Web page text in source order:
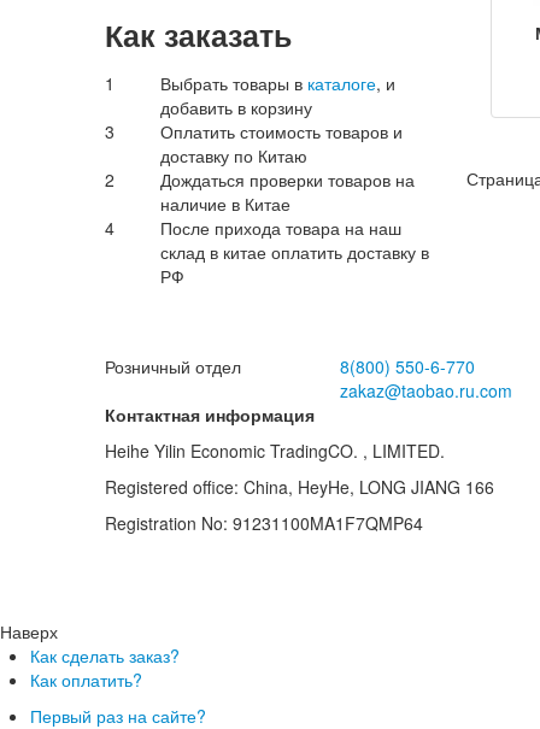
Как заказать
1 Выбрать товары в каталоге, и
добавить в корзину
3
Оплатить стоимость товаров и
доставку по Китаю
2
Дождаться проверки товаров на
наличие в Китае
4
После прихода товара на наш
склад в китае оплатить доставку в
РФ
Розничный отдел
8(800) 550-6-770
zakaz@taobao.ru.com
Контактная информация
Heihe Yilin Economic TradingCO. , LIMITED.
Registered office: China, HeyHe, LONG JIANG 166
Registration No: 91231100MA1F7QMP64
Наверх
Как сделать заказ?
Как оплатить?
Первый раз на сайте?